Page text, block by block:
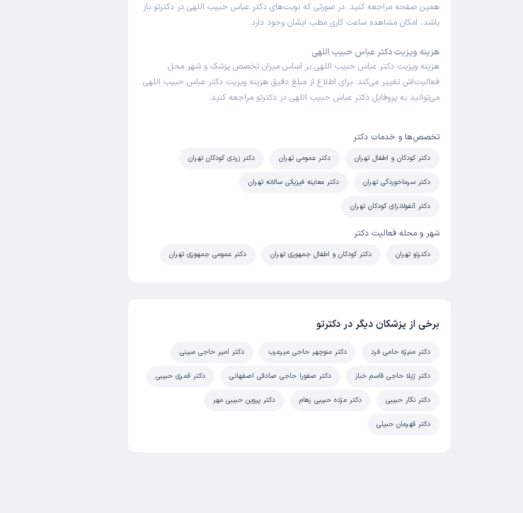
همین صفحه مراجعه کنید. در صورتی که نوبت‌های دکتر عباس حبیب اللهی در دکترتو باز
باشد، امکان مشاهده ساعت کاری مطب ایشان وجود دارد.
هزینه ویزیت دکتر عباس حبیب اللهی
هزینه ویزیت دکتر عباس حبیب اللهی بر اساس میزان تخصص پزشک و شهر محل
فعالیت‌اش تغییر می‌کند. برای اطلاع از مبلغ دقیق هزینه ویزیت دکتر عباس حبیب اللهی
می‌توانید به پروفایل دکتر عباس حبیب اللهی در دکترتو مراجعه کنید.
تخصص‌ها و خدمات دکتر
دکتر کودکان و اطفال تهران دکتر عمومی تهران دکتر زردی کودکان تهران
دکتر سرماخوردگی تهران دکتر معاینه فیزیکی سالانه تهران
دکتر آنفولانزای کودکان تهران
شهر و محله فعالیت دکتر
دکترتو تهران دکتر کودکان و اطفال جمهوری تهران دکتر عمومی جمهوری تهران
برخی از پزشکان دیگر در دکترتو
دکتر منیژه حامی فرد دکتر منوچهر حاجی میرعرب دکتر امیر حاجی مبینی
دکتر ژیلا حاجی قاسم خباز دکتر صفورا حاجی صادقی اصفهانی دکتر قمری حبیبی
دکتر نگار حبیبی دکتر مژده حبیبی زهام دکتر پروین حبیبی مهر
دکتر قهرمان حبیلی